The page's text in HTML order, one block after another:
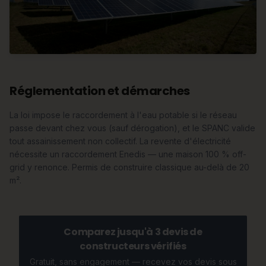
Réglementation et démarches
La loi impose le raccordement à l'eau potable si le réseau
passe devant chez vous (sauf dérogation), et le SPANC valide
tout assainissement non collectif. La revente d'électricité
nécessite un raccordement Enedis — une maison 100 % off-
grid y renonce. Permis de construire classique au-delà de 20
m².
Comparez jusqu'à 3 devis de
constructeurs vérifiés
Gratuit, sans engagement — recevez vos devis sous